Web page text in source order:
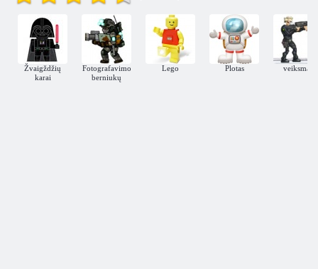
Žvaigždžių
karai
Fotografavimo
berniukų
Lego Plotas veiksmas